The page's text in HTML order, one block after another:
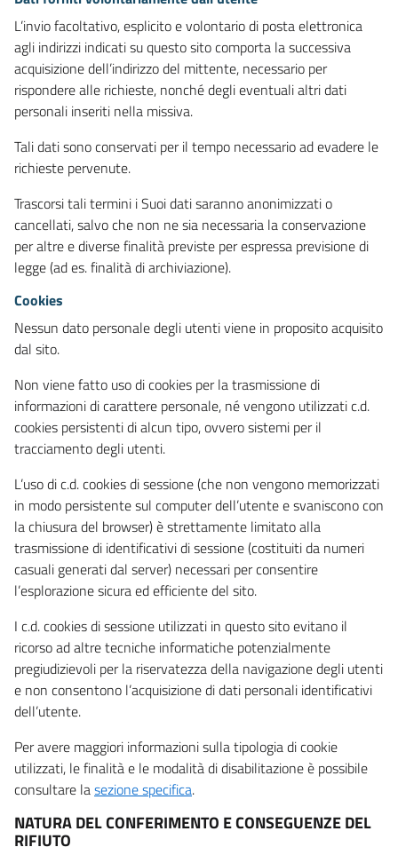
L’invio facoltativo, esplicito e volontario di posta elettronica
agli indirizzi indicati su questo sito comporta la successiva
acquisizione dell’indirizzo del mittente, necessario per
rispondere alle richieste, nonché degli eventuali altri dati
personali inseriti nella missiva.
Tali dati sono conservati per il tempo necessario ad evadere le
richieste pervenute.
Trascorsi tali termini i Suoi dati saranno anonimizzati o
cancellati, salvo che non ne sia necessaria la conservazione
per altre e diverse finalità previste per espressa previsione di
legge (ad es. finalità di archiviazione).
Cookies
Nessun dato personale degli utenti viene in proposito acquisito
dal sito.
Non viene fatto uso di cookies per la trasmissione di
informazioni di carattere personale, né vengono utilizzati c.d.
cookies persistenti di alcun tipo, ovvero sistemi per il
tracciamento degli utenti.
L’uso di c.d. cookies di sessione (che non vengono memorizzati
in modo persistente sul computer dell’utente e svaniscono con
la chiusura del browser) è strettamente limitato alla
trasmissione di identificativi di sessione (costituiti da numeri
casuali generati dal server) necessari per consentire
l’esplorazione sicura ed efficiente del sito.
I c.d. cookies di sessione utilizzati in questo sito evitano il
ricorso ad altre tecniche informatiche potenzialmente
pregiudizievoli per la riservatezza della navigazione degli utenti
e non consentono l’acquisizione di dati personali identificativi
dell’utente.
Per avere maggiori informazioni sulla tipologia di cookie
utilizzati, le finalità e le modalità di disabilitazione è possibile
consultare lasezione specifica.
NATURA DEL CONFERIMENTO E CONSEGUENZE DEL
RIFIUTO